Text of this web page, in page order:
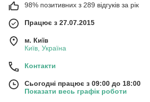
98% позитивних з 289 відгуків за рік
Працює з 27.07.2015
м. Київ
Київ, Україна
Контакти
Сьогодні працює з 09:00 до 18:00
Показати весь графік роботи